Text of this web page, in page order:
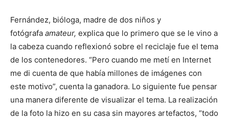
Fernández, bióloga, madre de dos niños y
fotógrafa amateur, explica que lo primero que se le vino a
la cabeza cuando reflexionó sobre el reciclaje fue el tema
de los contenedores. “Pero cuando me metí en Internet
me di cuenta de que había millones de imágenes con
este motivo”, cuenta la ganadora. Lo siguiente fue pensar
una manera diferente de visualizar el tema. La realización
de la foto la hizo en su casa sin mayores artefactos, “todo